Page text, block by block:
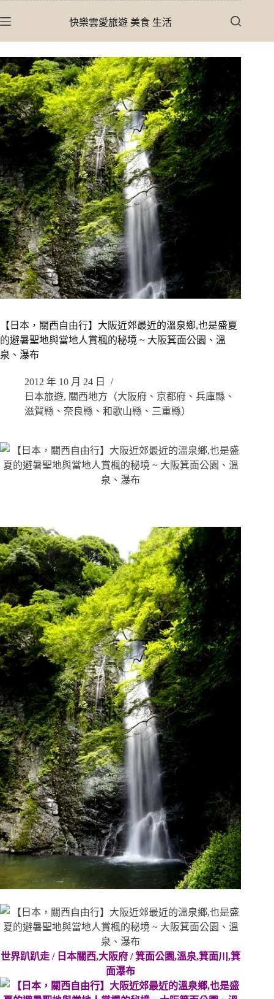
至
內
容
快樂雲愛旅遊 美食 生活
【日本，關西自由行】大阪近郊最近的溫泉鄉,也是盛夏
的避暑聖地與當地人賞楓的秘境 ~ 大阪箕面公園、溫
泉、瀑布
2012 年 10 月 24 日
日本旅遊, 關西地方（大阪府、京都府、兵庫縣、
滋賀縣、奈良縣、和歌山縣、三重縣）
世界趴趴走 / 日本關西,大阪府 / 箕面公園,溫泉,箕面川,箕
面瀑布